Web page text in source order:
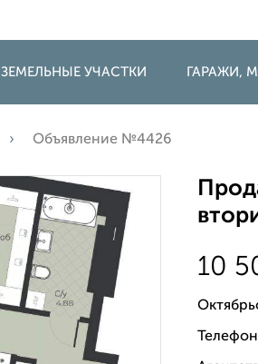
ЗЕМЕЛЬНЫЕ УЧАСТКИ ГАРАЖИ,
Объявление №4426
10